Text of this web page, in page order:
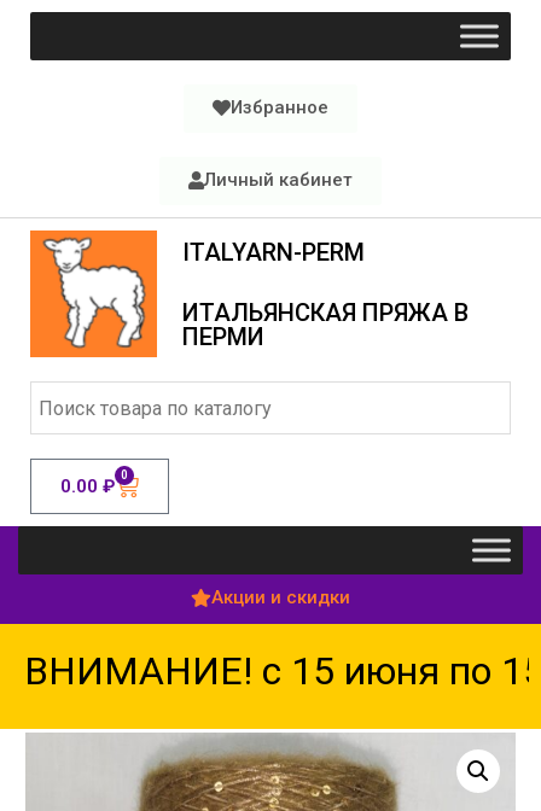
Избранное
Личный кабинет
ITALYARN-PERM
ИТАЛЬЯНСКАЯ ПРЯЖА В
ПЕРМИ
0.00 ₽ 0
Акции и скидки
ВНИМАНИЕ! с 15 июня по 15